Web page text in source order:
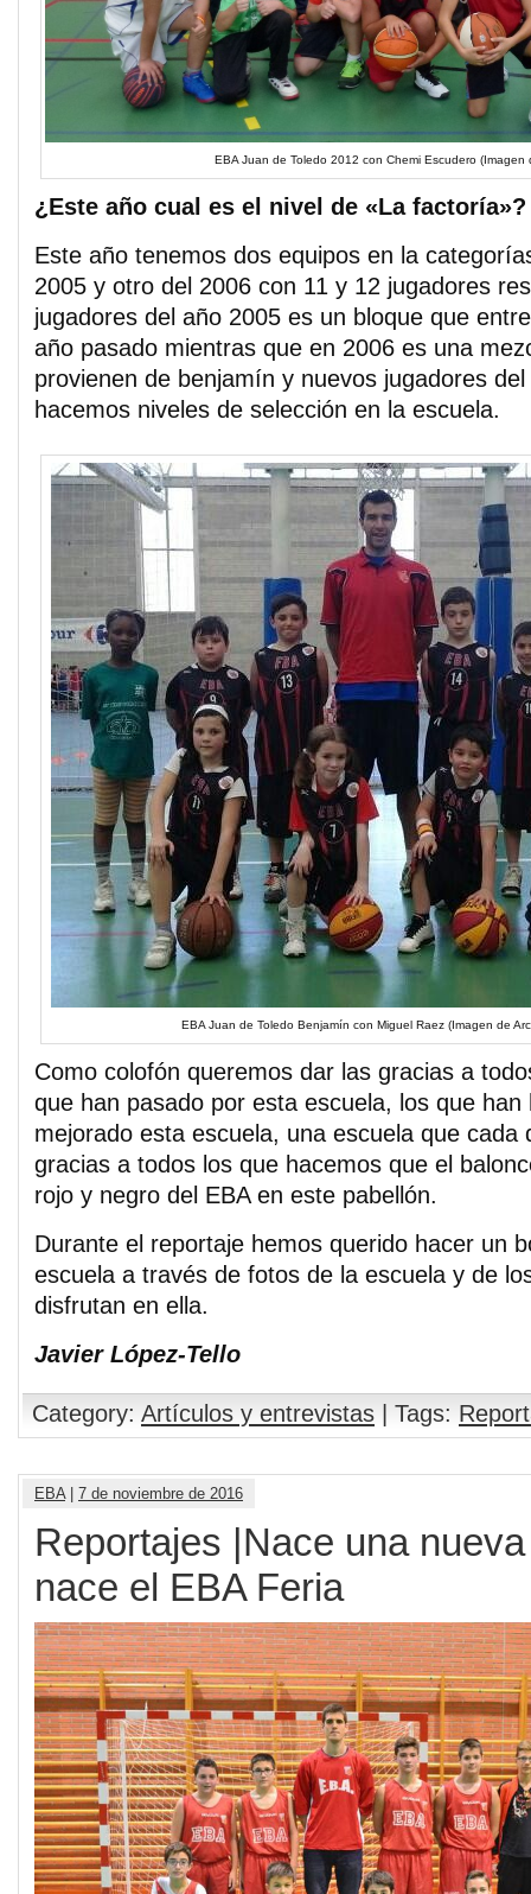
EBA Juan de Toledo 2012 con Chemi Escudero (Imagen
¿Este año cual es el nivel de «La factoría»?
Este año tenemos dos equipos en la
2005 y otro del 2006 con 11 y 12 jugadores
jugadores del año 2005 es un bloque que
año pasado mientras que en 2006 es una
provienen de benjamín y nuevos jugadores
hacemos niveles de selección en la escuela.
EBA Juan de Toledo Benjamín con Miguel Raez (Imagen de
Como colofón queremos dar las gracias a
que han pasado por esta escuela, los que
mejorado esta escuela, una escuela que cada
gracias a todos los que hacemos que el
rojo y negro del EBA en este pabellón.
Durante el reportaje hemos querido hacer un
escuela a través de fotos de la escuela y de
disfrutan en ella.
Javier López-Tello
Category: Artículos y entrevistas | Tags:
EBA| 7 de noviembre de 2016
Reportajes |Nace una
nace el EBA Feria